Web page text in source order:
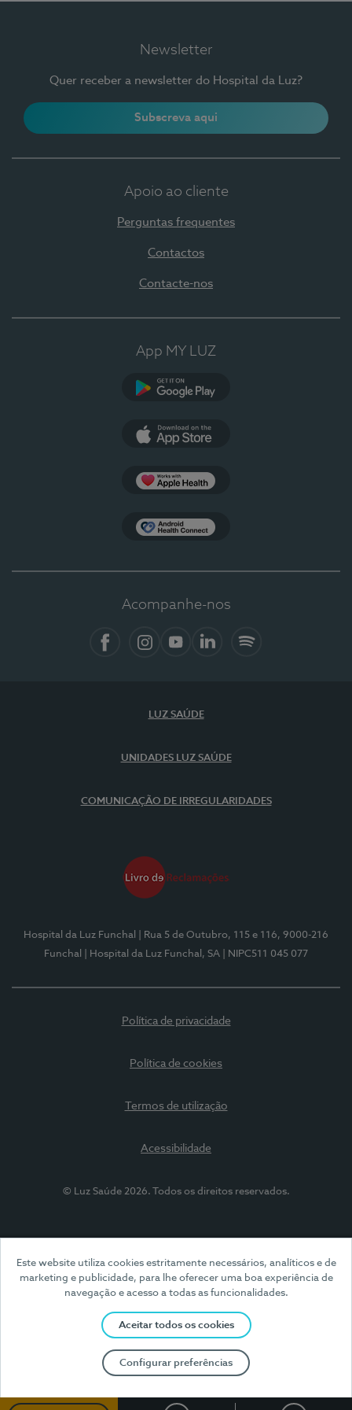
Este website utiliza cookies estritamente necessários, analíticos e de
marketing e publicidade, para lhe oferecer uma boa experiência de
navegação e acesso a todas as funcionalidades.
Aceitar todos os cookies
Configurar preferências
Newsletter
Quer receber a newsletter do Hospital da Luz?
Subscreva aqui
Apoio ao cliente
Perguntas frequentes
Contactos
Contacte-nos
App MY LUZ
Acompanhe-nos
LUZ SAÚDE
UNIDADES LUZ SAÚDE
COMUNICAÇÃO DE IRREGULARIDADES
Hospital da Luz Funchal
| Rua 5 de Outubro, 115 e 116, 9000-216
Funchal
| Hospital da Luz Funchal, SA | NIPC511 045 077
Política de privacidade
Política de cookies
Termos de utilização
Acessibilidade
© Luz Saúde 2026. Todos os direitos reservados.